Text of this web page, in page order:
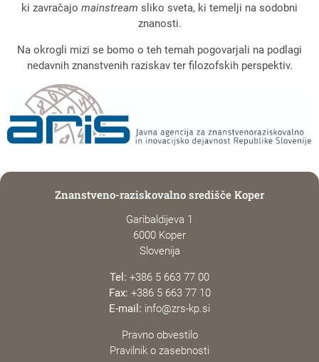
ki zavračajo mainstream sliko sveta, ki temelji na sodobni
znanosti.
Na okrogli mizi se bomo o teh temah pogovarjali na podlagi
nedavnih znanstvenih raziskav ter filozofskih perspektiv.
Znanstveno-raziskovalno središče Koper
Garibaldijeva 1
6000 Koper
Slovenija
Tel: +386 5 663 77 00
Fax: +386 5 663 77 10
E-mail: info@zrs-kp.si
Pravno obvestilo
Pravilnik o zasebnosti